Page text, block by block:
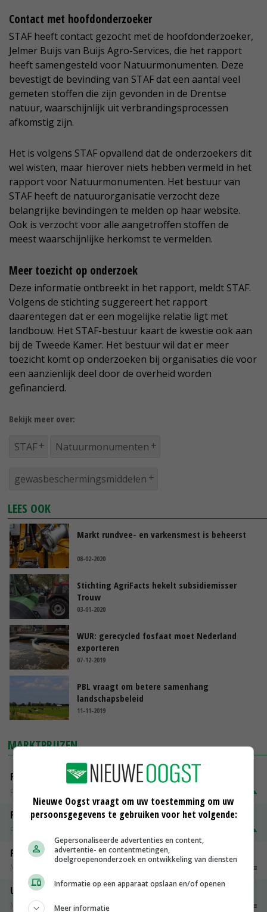
Contact met hoofdonderzoeker
STAF heeft contact gezocht met de hoofdonderzoeker,
Jelmer Buijs van Buijs Agro-Services, die het rapport
heeft samengesteld voor Natuurmonumenten. Deze
bevestigt de bevinding van STAF dat een aantal veel
gemeten stoffen die zijn gevonden in de Drentse
natuur, waarschijnlijk uit verbrandingsprocessen
afkomstig zijn.
Het is volgens STAF opvallend dat de onderzoekers dit
wel wisten, maar hierover niets hebben vermeld in het
rapport voor Natuurmonumenten. Het bestuur van
STAF heeft de natuurorganisatie verzocht deze
belangrijke bevindingen te melden op haar website.
Ook is verzocht voor alle aangetroffen stoffen de
meest waarschijnlijke herkomst te vermelden.
Meer toezicht op onderzoek
Deze informatie ontbreekt in het rapport, meldt STAF.
Volgens de stichting suggereert het rapport
daarentegen dat er een mogelijke relatie ligt met
landbouw. Het STAF-bestuur kaart de kwestie ook aan
bij de Tweede Kamer. Het bestuur wil dat er meer
toezicht komt op onderzoeken bij organisaties die voor
een aanzienlijk deel door de overheid worden
gefinancierd.
Bekijk meer over:
STAF Natuurmonumenten
gewasbeschermingsmiddelen
LEES OOK
Markt rundvee- en varkensmest is beheerst
08-02-2020
Stichting AgriFacts hekelt subsidiemisser
Trouw
03-01-2020
WUR: gerecycled fosfaat moet Nederland
exporteren
07-12-2019
PBL vraagt om betere samenhang
landschapsbeleid
11-11-2019
MARKTPRIJZEN
Fontane
PotatoNL
Fritesgeschikt NL Du Be
PotatoNL
Peen
Noteringen
€ 26,00
Uien Middenmeer Geel 30-60% grof
Noteringen
Nieuwe Oogst vraagt om uw toestemming om uw
persoonsgegevens te gebruiken voor het volgende:
Gepersonaliseerde advertenties en content,
advertentie- en contentmetingen,
doelgroepenonderzoek en ontwikkeling van diensten
Informatie op een apparaat opslaan en/of openen
Meer informatie